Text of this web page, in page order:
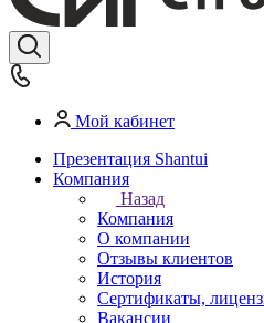
Мой кабинет
Презентация Shantui
Компания
Назад
Компания
О компании
Отзывы клиентов
История
Сертификаты,
Вакансии